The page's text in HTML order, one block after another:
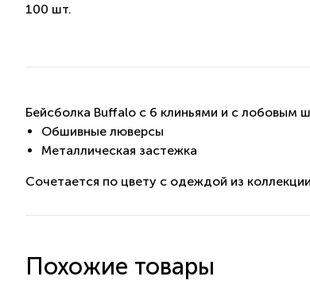
100 шт.
Бейсболка Buffalo с 6 клиньями и с лобовым
Обшивные люверсы
Металлическая застежка
Сочетается по цвету с одеждой из
Похожие товары